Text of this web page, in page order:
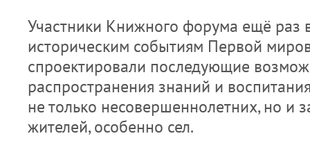
Участники Книжного форума ещё раз
историческим событиям Первой
спроектировали последующие
распространения знаний и
не только несовершеннолетних, но и
жителей, особенно сел.